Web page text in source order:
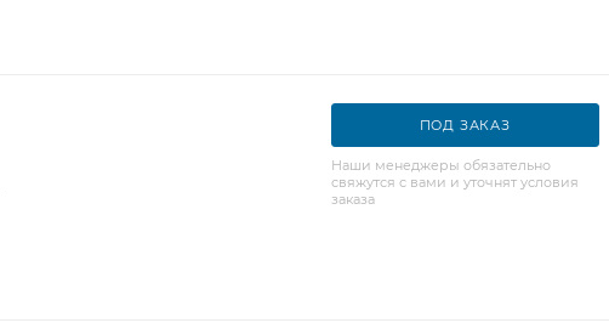
ПОД ЗАКАЗ
Наши менеджеры обязательно
свяжутся с вами и уточнят условия
заказа